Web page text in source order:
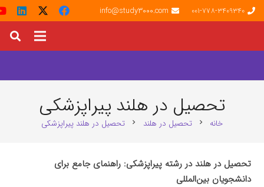
001-778-3409340
info@study3000.com
تحصیل در هلند پیراپزشکی
خانه chevron_right تحصیل در هلند chevron_right تحصیل در هلند پیراپزشکی
تحصیل در هلند در رشته پیراپزشکی: راهنمای جامع برای
دانشجویان بین‌المللی